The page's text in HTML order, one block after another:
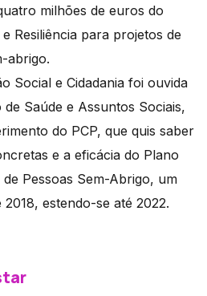
milhões de euros do
Resiliência para projetos de
abrigo.
Social e Cidadania foi ouvida
Saúde e Assuntos Sociais,
do PCP, que quis saber
e a eficácia do Plano
Pessoas Sem-Abrigo, um
estendo-se até 2022.